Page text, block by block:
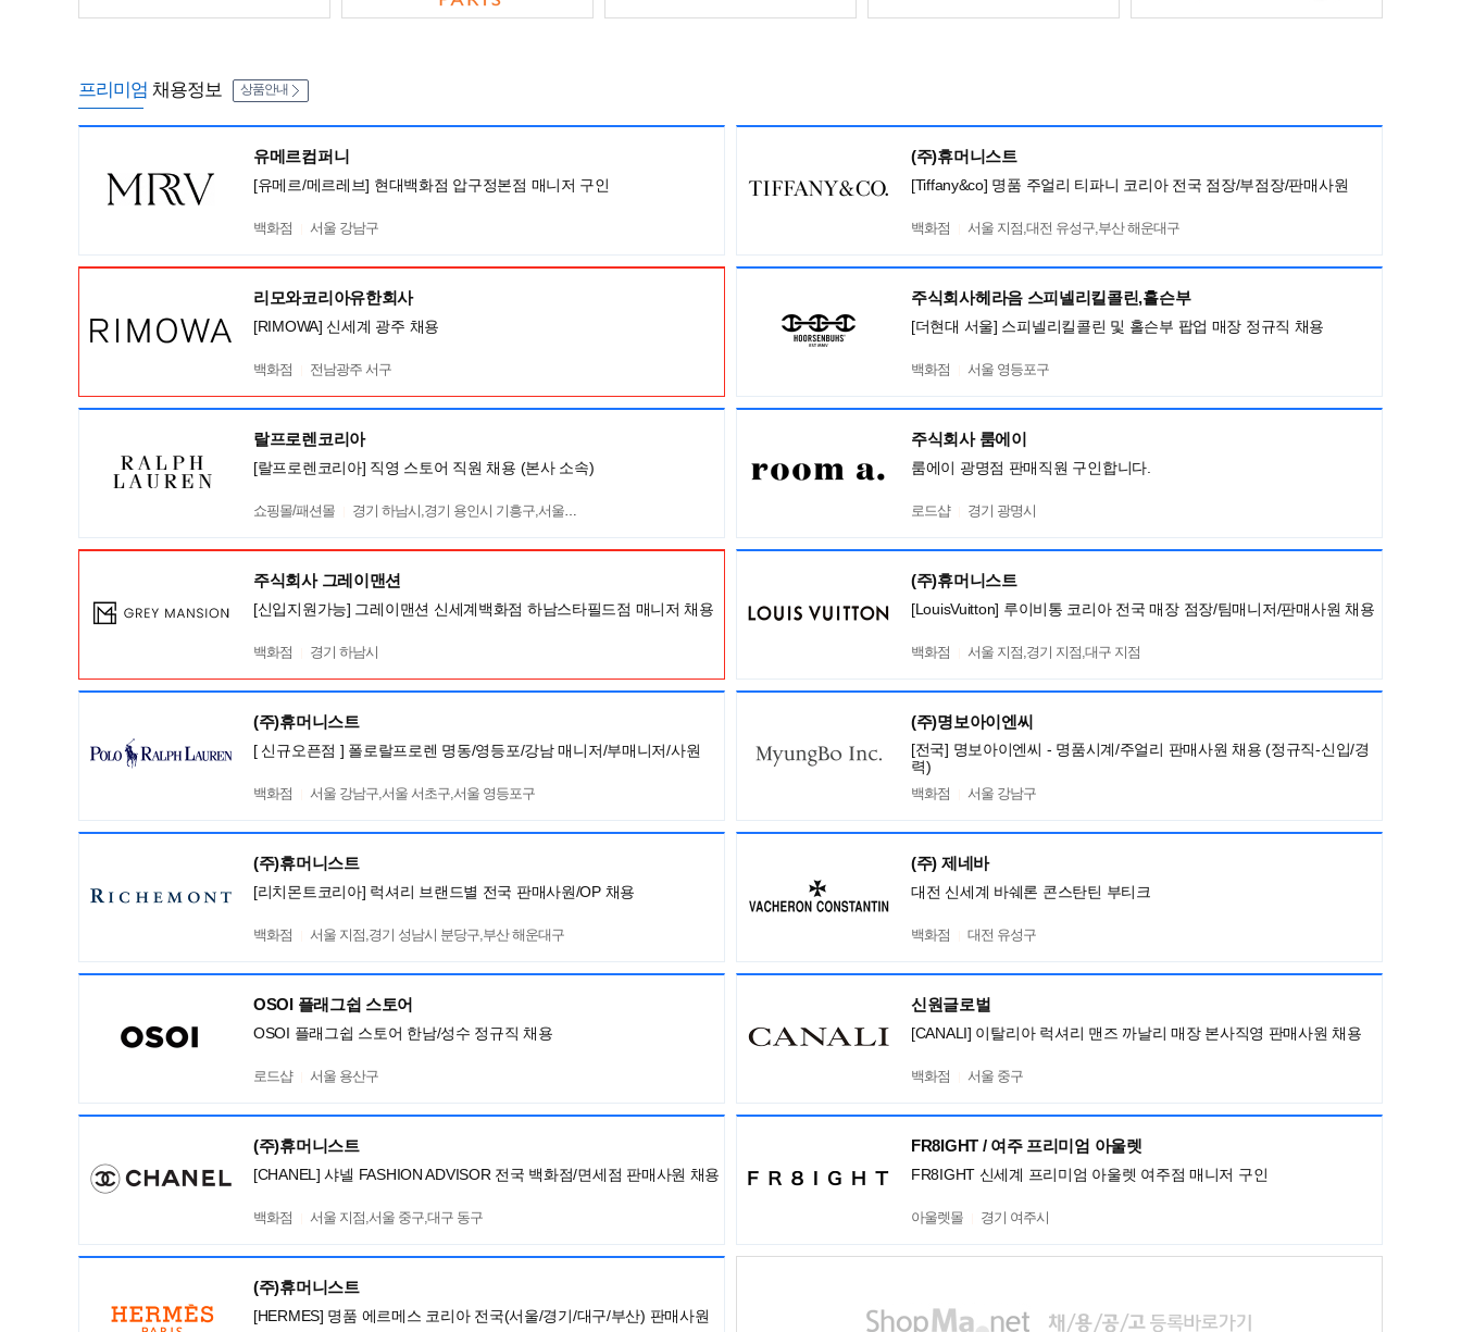
프리미엄 채용정보 상품안내
유메르컴퍼니
[유메르/메르레브] 현대백화점 압구정본점 매니저 구인
백화점 서울 강남구
(주)휴머니스트
[Tiffany&co] 명품 주얼리 티파니 코리아 전국 점장/부점장/판매사원
백화점 서울 지점,대전 유성구,부산 해운대구
리모와코리아유한회사
[RIMOWA] 신세계 광주 채용
백화점 전남광주 서구
주식회사헤라음 스피넬리킬콜린,홀슨부
[더현대 서울] 스피넬리킬콜린 및 홀슨부 팝업 매장 정규직 채용
백화점 서울 영등포구
랄프로렌코리아
[랄프로렌코리아] 직영 스토어 직원 채용 (본사 소속)
쇼핑몰/패션몰 경기 하남시,경기 용인시 기흥구,서울 서초구
주식회사 룸에이
룸에이 광명점 판매직원 구인합니다.
로드샵 경기 광명시
주식회사 그레이맨션
[신입지원가능] 그레이맨션 신세계백화점 하남스타필드점 매니저 채용
백화점 경기 하남시
(주)휴머니스트
[LouisVuitton] 루이비통 코리아 전국 매장 점장/팀매니저/판매사원 채용
백화점 서울 지점,경기 지점,대구 지점
(주)휴머니스트
[ 신규오픈점 ] 폴로랄프로렌 명동/영등포/강남 매니저/부매니저/사원
백화점 서울 강남구,서울 서초구,서울 영등포구
(주)명보아이엔씨
[전국] 명보아이엔씨 - 명품시계/주얼리 판매사원 채용 (정규직-신입/경
력)
백화점 서울 강남구
(주)휴머니스트
[리치몬트코리아] 럭셔리 브랜드별 전국 판매사원/OP 채용
백화점 서울 지점,경기 성남시 분당구,부산 해운대구
(주) 제네바
대전 신세계 바쉐론 콘스탄틴 부티크
백화점 대전 유성구
OSOI 플래그쉽 스토어
OSOI 플래그쉽 스토어 한남/성수 정규직 채용
로드샵 서울 용산구
신원글로벌
[CANALI] 이탈리아 럭셔리 맨즈 까날리 매장 본사직영 판매사원 채용
백화점 서울 중구
(주)휴머니스트
[CHANEL] 샤넬 FASHION ADVISOR 전국 백화점/면세점 판매사원 채용
백화점 서울 지점,서울 중구,대구 동구
FR8IGHT / 여주 프리미엄 아울렛
FR8IGHT 신세계 프리미엄 아울렛 여주점 매니저 구인
아울렛몰 경기 여주시
(주)휴머니스트
[HERMES] 명품 에르메스 코리아 전국(서울/경기/대구/부산) 판매사원